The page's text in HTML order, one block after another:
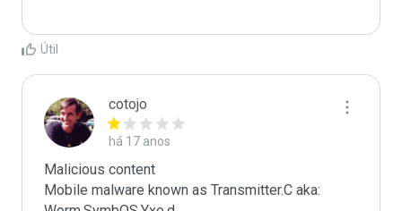
Útil
cotojo
há 17 anos
Malicious content
Mobile malware known as Transmitter.C aka: